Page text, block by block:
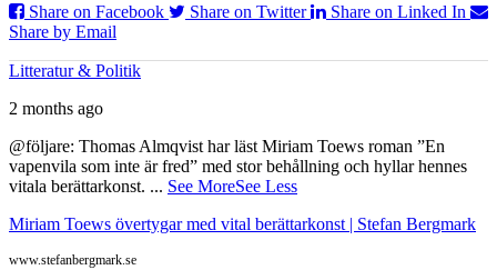
Share on Facebook
Share on Twitter
Share on Linked In
Share by Email
Litteratur & Politik
2 months ago
@följare: Thomas Almqvist har läst Miriam Toews roman ”En
vapenvila som inte är fred” med stor behållning och hyllar hennes
vitala berättarkonst. ... See MoreSee Less
Miriam Toews övertygar med vital berättarkonst | Stefan Bergmark
www.stefanbergmark.se